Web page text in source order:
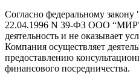
Согласно федеральному
22.04.1996 N 39-ФЗ ООО “МИР”
деятельность и не оказывает
Компания осуществляет
предоставлению
финансового посредничества.